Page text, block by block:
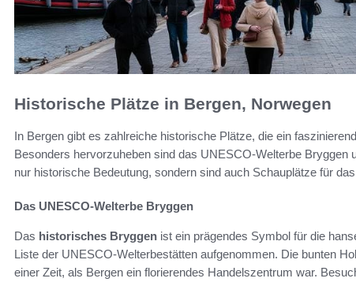
Historische Plätze in Bergen, Norwegen
In Bergen gibt es zahlreiche historische Plätze, die ein
Besonders hervorzuheben sind das UNESCO-Welterbe Bryggen
nur historische Bedeutung, sondern sind auch Schauplätze für
Das UNESCO-Welterbe Bryggen
Das historisches Bryggen ist ein prägendes Symbol für die
Liste der UNESCO-Welterbestätten aufgenommen. Die bunten
einer Zeit, als Bergen ein florierendes Handelszentrum war.